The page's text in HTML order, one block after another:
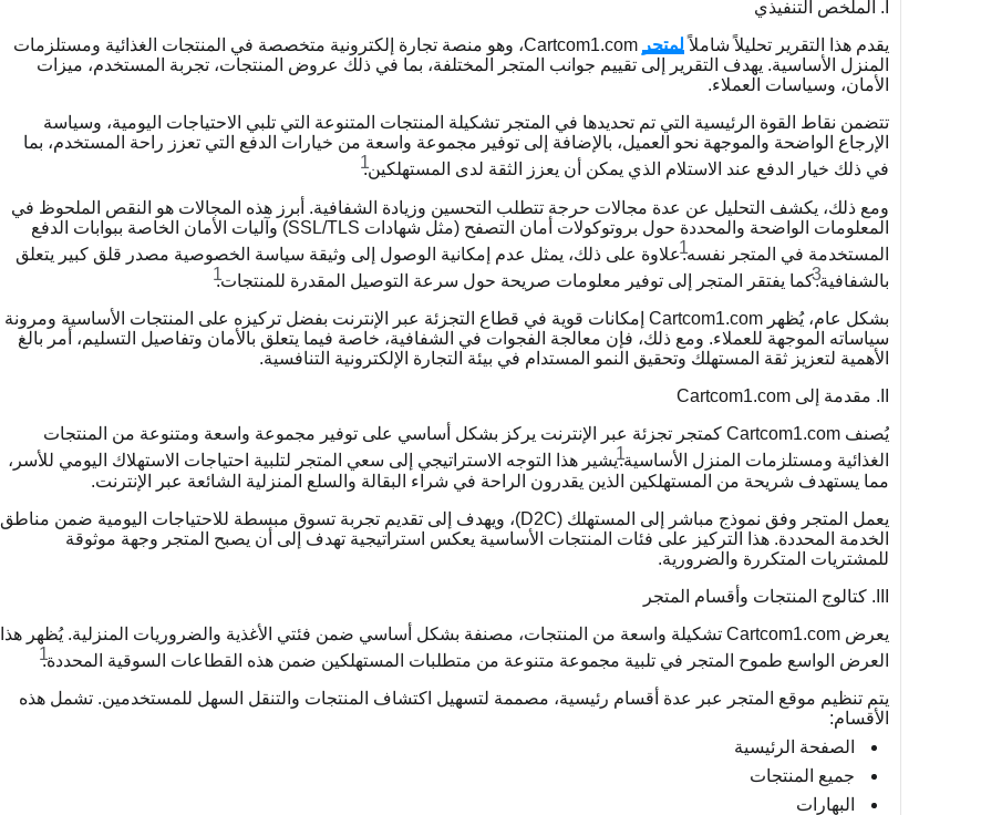
يقدم هذا التقرير تحليلاً شاملاًلمتجر
Cartcom1.com، وهو منصة تجارة إلكترونية متخصصة في المنتجات الغذائية ومستلزمات
المنزل الأساسية. يهدف التقرير إلى تقييم جوانب المتجر المختلفة، بما في ذلك عروض المنتجات، تجربة المستخدم، ميزات
الأمان، وسياسات العملاء.
تتضمن نقاط القوة الرئيسية التي تم تحديدها في المتجر تشكيلة المنتجات المتنوعة التي تلبي الاحتياجات اليومية، وسياسة
الإرجاع الواضحة والموجهة نحو العميل، بالإضافة إلى توفير مجموعة واسعة من خيارات الدفع التي تعزز راحة المستخدم، بما
في ذلك خيار الدفع عند الاستلام الذي يمكن أن يعزز الثقة لدى المستهلكين.1
ومع ذلك، يكشف التحليل عن عدة مجالات حرجة تتطلب التحسين وزيادة الشفافية. أبرز هذه المجالات هو النقص الملحوظ في
المعلومات الواضحة والمحددة حول بروتوكولات أمان التصفح (مثل شهادات SSL/TLS) وآليات الأمان الخاصة ببوابات الدفع
المستخدمة في المتجر نفسه.1علاوة على ذلك، يمثل عدم إمكانية الوصول إلى وثيقة سياسة الخصوصية مصدر قلق كبير يتعلق
بالشفافية.3كما يفتقر المتجر إلى توفير معلومات صريحة حول سرعة التوصيل المقدرة للمنتجات.1
بشكل عام، يُظهر Cartcom1.com إمكانات قوية في قطاع التجزئة عبر الإنترنت بفضل تركيزه على المنتجات الأساسية ومرونة
سياساته الموجهة للعملاء. ومع ذلك، فإن معالجة الفجوات في الشفافية، خاصة فيما يتعلق بالأمان وتفاصيل التسليم، أمر بالغ
الأهمية لتعزيز ثقة المستهلك وتحقيق النمو المستدام في بيئة التجارة الإلكترونية التنافسية.
يُصنف Cartcom1.com كمتجر تجزئة عبر الإنترنت يركز بشكل أساسي على توفير مجموعة واسعة ومتنوعة من المنتجات
الغذائية ومستلزمات المنزل الأساسية.1يشير هذا التوجه الاستراتيجي إلى سعي المتجر لتلبية احتياجات الاستهلاك اليومي للأسر،
مما يستهدف شريحة من المستهلكين الذين يقدرون الراحة في شراء البقالة والسلع المنزلية الشائعة عبر الإنترنت.
يعمل المتجر وفق نموذج مباشر إلى المستهلك (D2C)، ويهدف إلى تقديم تجربة تسوق مبسطة للاحتياجات اليومية ضمن مناطق
الخدمة المحددة. هذا التركيز على فئات المنتجات الأساسية يعكس استراتيجية تهدف إلى أن يصبح المتجر وجهة موثوقة
للمشتريات المتكررة والضرورية.
يعرض Cartcom1.com تشكيلة واسعة من المنتجات، مصنفة بشكل أساسي ضمن فئتي الأغذية والضروريات المنزلية. يُظهر هذا
العرض الواسع طموح المتجر في تلبية مجموعة متنوعة من متطلبات المستهلكين ضمن هذه القطاعات السوقية المحددة.1
يتم تنظيم موقع المتجر عبر عدة أقسام رئيسية، مصممة لتسهيل اكتشاف المنتجات والتنقل السهل للمستخدمين. تشمل هذه
الأقسام:
الصفحة الرئيسية
جميع المنتجات
البهارات